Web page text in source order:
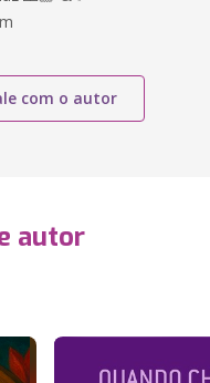
com o autor
autor